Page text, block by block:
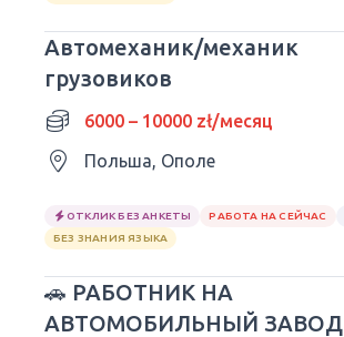
Автомеханик/механик
грузовиков
6000 – 10000 zł/месяц
Польша, Ополе
ОТКЛИК БЕЗ АНКЕТЫ РАБОТА НА СЕЙЧАС
БЕЗ ЗНАНИЯ ЯЗЫКА
🚗 РАБОТНИК НА
АВТОМОБИЛЬНЫЙ ЗАВОД